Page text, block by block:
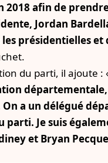
2018 afin de
Jordan
les présidentielles
du parti, il ajoute :
a un délégué
parti. Je suis
et Bryan